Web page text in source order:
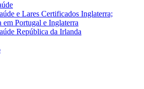
e Lares Certificados Inglaterra;
em Portugal e Inglaterra
República da Irlanda